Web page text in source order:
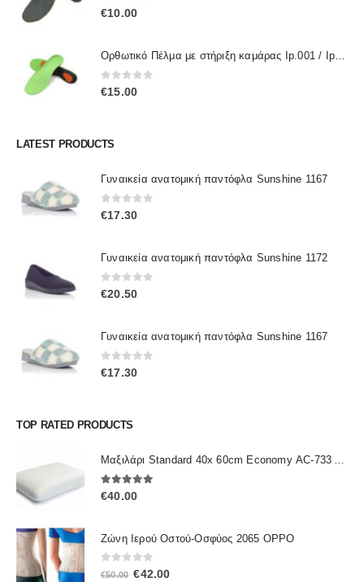
0out of 5
€10.00
Ορθωτικό Πέλμα με στήριξη καμάρας Ip.001 / IpInsoles
0out of 5
€15.00
LATEST PRODUCTS
Γυναικεία ανατομική παντόφλα Sunshine 1167
0out of 5
€17.30
Γυναικεία ανατομική παντόφλα Sunshine 1172
0out of 5
€20.50
Γυναικεία ανατομική παντόφλα Sunshine 1167
0out of 5
€17.30
TOP RATED PRODUCTS
Μαξιλάρι Standard 40x 60cm Economy ΑC-733 ALFACARE
5.00out of 5
€40.00
Ζώνη Ιερού Οστού-Οσφύος 2065 OPPO
0out of 5
€50.00 Original
€42.00Η